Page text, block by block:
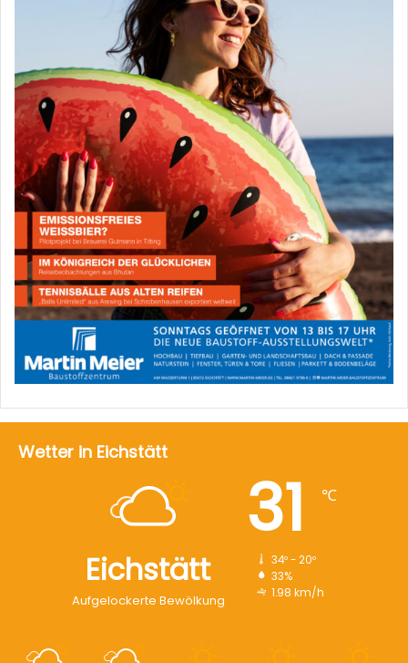
Wetter in Eichstätt
Eichstätt
Aufgelockerte Bewölkung
31 ℃
34º - 20º
33%
1.98 km/h